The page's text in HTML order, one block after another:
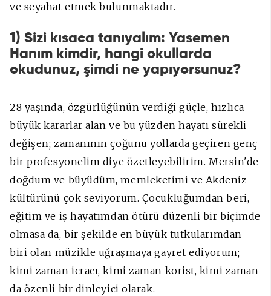
ve seyahat etmek bulunmaktadır.
1) Sizi kısaca tanıyalım: Yasemen
Hanım kimdir, hangi okullarda
okudunuz, şimdi ne yapıyorsunuz?
28 yaşında, özgürlüğünün verdiği güçle, hızlıca
büyük kararlar alan ve bu yüzden hayatı sürekli
değişen; zamanının çoğunu yollarda geçiren genç
bir profesyonelim diye özetleyebilirim. Mersin'de
doğdum ve büyüdüm, memleketimi ve Akdeniz
kültürünü çok seviyorum. Çocukluğumdan beri,
eğitim ve iş hayatımdan ötürü düzenli bir biçimde
olmasa da, bir şekilde en büyük tutkularımdan
biri olan müzikle uğraşmaya gayret ediyorum;
kimi zaman icracı, kimi zaman korist, kimi zaman
da özenli bir dinleyici olarak.